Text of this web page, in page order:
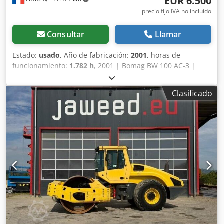
precio fijo IVA no incluído
Consultar Llamar
Estado: usado, Año de fabricación: 2001, horas de
funcionamiento: 1.782 h, 2001 | Bomag BW 100 AC-3 |
Rodillo compactador combinado usado | 1782 horas 📍
Ubicación: Francia 🚛 Entrega disponible a su destino:
¡utilice nuestra calculadora de envío para estimar los
costos de transporte! 💰 Compre ahora por 6500 EUR o
haga una oferta. Pago al momento de la entrega
disponible por una tarifa asequible (sujeto a aprobación)*
👷‍♂️ Inspeccionado por un experto independiente 41 puntos
de inspección: 36 aprobados ✅, 5 con deficiencias ℹ️, 0
problemas ⚠️ 📌 Comentario del inspector: La máquina
está en buen estado mecánico y es operativa, pero
necesita algunas reparaciones menores antes de poder
utilizarse en el campo. Los principales problemas
funcionales son una bomba de agua defectuosa (sistema
de riego), una fuga en una tubería de combustible y fugas
Clasificado